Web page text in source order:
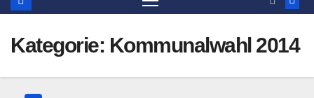
Kategorie: Kommunalwahl 2014